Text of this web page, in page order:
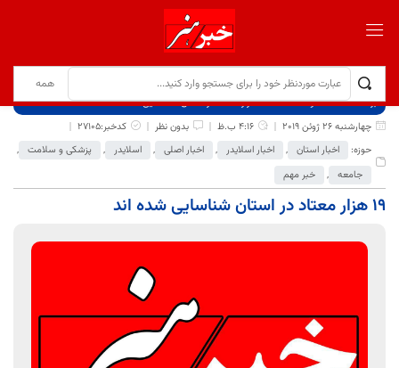
برگ نخست نوشته‌ها
۱۹ هزار معتاد در استان شناسایی شده اند
چهارشنبه 26 ژوئن 2019
4:16 ب.ظ بدون نظر
کدخبر:27105
حوزه:
اخبار استان , اخبار اسلایدر , اخبار اصلی , اسلایدر , پزشکی و سلامت ,
جامعه , خبر مهم
۱۹ هزار معتاد در استان شناسایی شده اند